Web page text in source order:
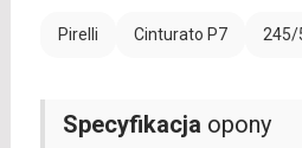
Pirelli Cinturato P7 245/
Specyfikacja opony